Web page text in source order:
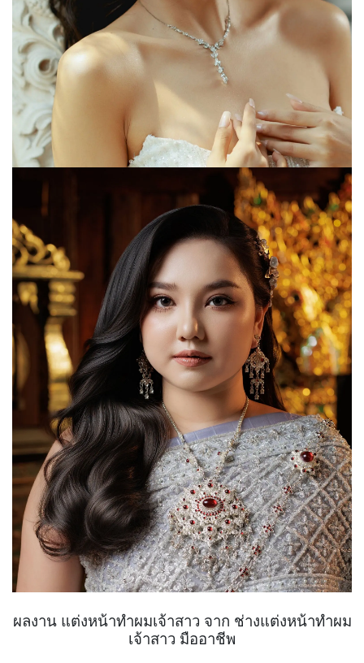
ผลงาน แต่งหน้าทำผมเจ้าสาว จาก ช่างแต่งหน้าทำผม
เจ้าสาว มืออาชีพ